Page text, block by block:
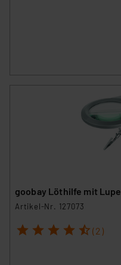
goobay Löthilfe mit Lupe
Artikel-Nr. 127073
1 2 3 4 5 (2)